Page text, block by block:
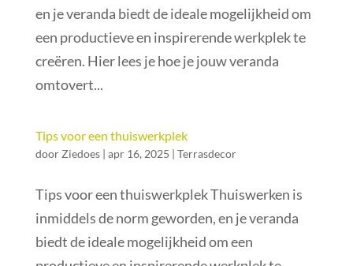
en je veranda biedt de ideale mogelijkheid om
een productieve en inspirerende werkplek te
creëren. Hier lees je hoe je jouw veranda
omtovert...
Tips voor een thuiswerkplek
door Ziedoes| apr 16, 2025 | Terrasdecor
Tips voor een thuiswerkplek Thuiswerken is
inmiddels de norm geworden, en je veranda
biedt de ideale mogelijkheid om een